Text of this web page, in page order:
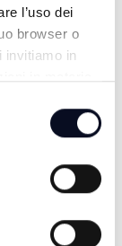
l’uso dei
browser o
invitiamo in